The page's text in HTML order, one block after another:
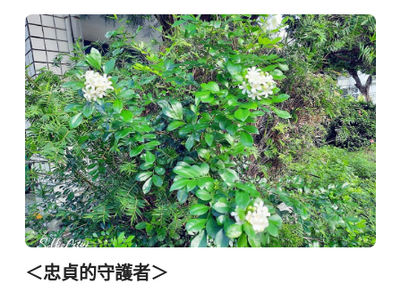
＜忠貞的守護者＞